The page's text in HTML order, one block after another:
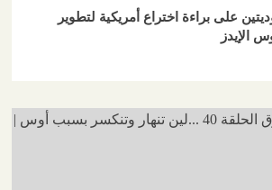
على براءة اختراع أمريكية لتطوير
الإيدز